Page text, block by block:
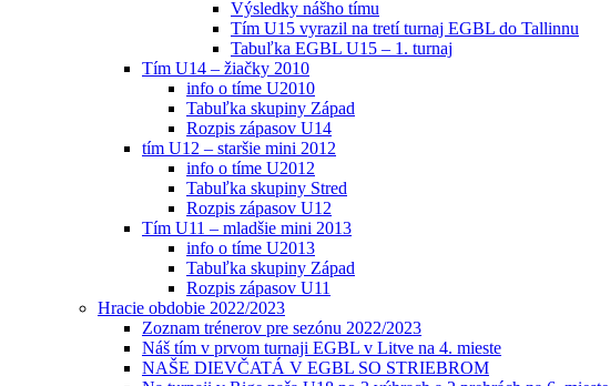
Výsledky nášho tímu
Tím U15 vyrazil na tretí turnaj EGBL do Tallinnu
Tabuľka EGBL U15 – 1. turnaj
Tím U14 – žiačky 2010
info o tíme U2010
Tabuľka skupiny Západ
Rozpis zápasov U14
tím U12 – staršie mini 2012
info o tíme U2012
Tabuľka skupiny Stred
Rozpis zápasov U12
Tím U11 – mladšie mini 2013
info o tíme U2013
Tabuľka skupiny Západ
Rozpis zápasov U11
Hracie obdobie 2022/2023
Zoznam trénerov pre sezónu 2022/2023
Náš tím v prvom turnaji EGBL v Litve na 4. mieste
NAŠE DIEVČATÁ V EGBL SO STRIEBROM